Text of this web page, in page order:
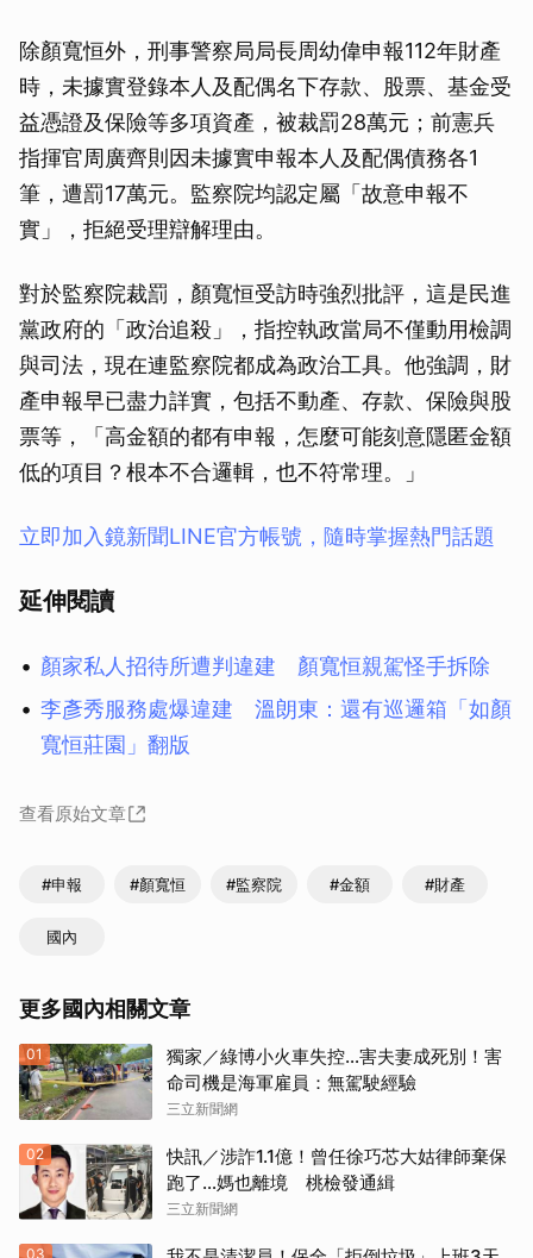
除顏寬恒外，刑事警察局局長周幼偉申報112年財產
時，未據實登錄本人及配偶名下存款、股票、基金受
益憑證及保險等多項資產，被裁罰28萬元；前憲兵
指揮官周廣齊則因未據實申報本人及配偶債務各1
筆，遭罰17萬元。監察院均認定屬「故意申報不
實」，拒絕受理辯解理由。
對於監察院裁罰，顏寬恒受訪時強烈批評，這是民進
黨政府的「政治追殺」，指控執政當局不僅動用檢調
與司法，現在連監察院都成為政治工具。他強調，財
產申報早已盡力詳實，包括不動產、存款、保險與股
票等，「高金額的都有申報，怎麼可能刻意隱匿金額
低的項目？根本不合邏輯，也不符常理。」
立即加入鏡新聞LINE官方帳號，隨時掌握熱門話題
延伸閱讀
顏家私人招待所遭判違建 顏寬恒親駕怪手拆除
李彥秀服務處爆違建 溫朗東：還有巡邏箱「如顏
寬恒莊園」翻版
查看原始文章
#申報 #顏寬恒 #監察院 #金額 #財產
國內
更多國內相關文章
01
獨家／綠博小火車失控…害夫妻成死別！害
命司機是海軍雇員：無駕駛經驗
三立新聞網
02
快訊／涉詐1.1億！曾任徐巧芯大姑律師棄保
跑了…媽也離境 桃檢發通緝
三立新聞網
03